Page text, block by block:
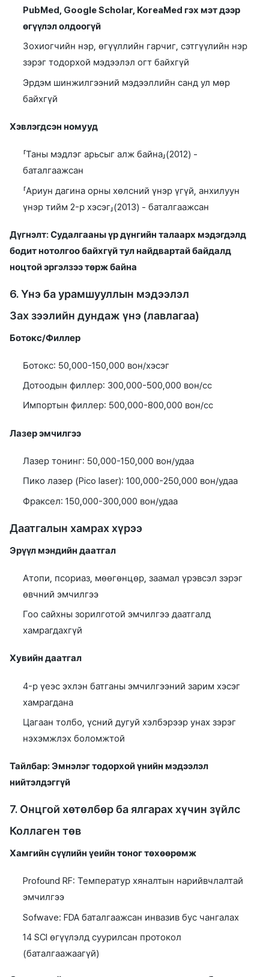
PubMed, Google Scholar, KoreaMed гэх мэт дээр
өгүүлэл олдоогүй
Зохиогчийн нэр, өгүүллийн гарчиг, сэтгүүлийн нэр
зэрэг тодорхой мэдээлэл огт байхгүй
Эрдэм шинжилгээний мэдээллийн санд ул мөр
байхгүй
Хэвлэгдсэн номууд
「Таны мэдлэг арьсыг алж байна」(2012) -
баталгаажсан
「Ариун дагина орны хөлсний үнэр үгүй, анхилуун
үнэр тийм 2-р хэсэг」(2013) - баталгаажсан
Дүгнэлт: Судалгааны үр дүнгийн талаарх мэдэгдэлд
бодит нотолгоо байхгүй тул найдвартай байдалд
ноцтой эргэлзээ төрж байна
6. Үнэ ба урамшууллын мэдээлэл
Зах зээлийн дундаж үнэ (лавлагаа)
Ботокс/Филлер
Ботокс: 50,000-150,000 вон/хэсэг
Дотоодын филлер: 300,000-500,000 вон/cc
Импортын филлер: 500,000-800,000 вон/cc
Лазер эмчилгээ
Лазер тонинг: 50,000-150,000 вон/удаа
Пико лазер (Pico laser): 100,000-250,000 вон/удаа
Фраксел: 150,000-300,000 вон/удаа
Даатгалын хамрах хүрээ
Эрүүл мэндийн даатгал
Атопи, псориаз, мөөгөнцөр, заамал үрэвсэл зэрэг
өвчний эмчилгээ
Гоо сайхны зорилготой эмчилгээ даатгалд
хамрагдахгүй
Хувийн даатгал
4-р үеэс эхлэн батганы эмчилгээний зарим хэсэг
хамрагдана
Цагаан толбо, үсний дугуй хэлбэрээр унах зэрэг
нэхэмжлэх боломжтой
Тайлбар: Эмнэлэг тодорхой үнийн мэдээлэл
нийтэлдэггүй
7. Онцгой хөтөлбөр ба ялгарах хүчин зүйлс
Коллаген төв
Хамгийн сүүлийн үеийн тоног төхөөрөмж
Profound RF: Температур хяналтын нарийвчлалтай
эмчилгээ
Sofwave: FDA баталгаажсан инвазив бус чангалах
14 SCI өгүүлэлд суурилсан протокол
(баталгаажаагүй)